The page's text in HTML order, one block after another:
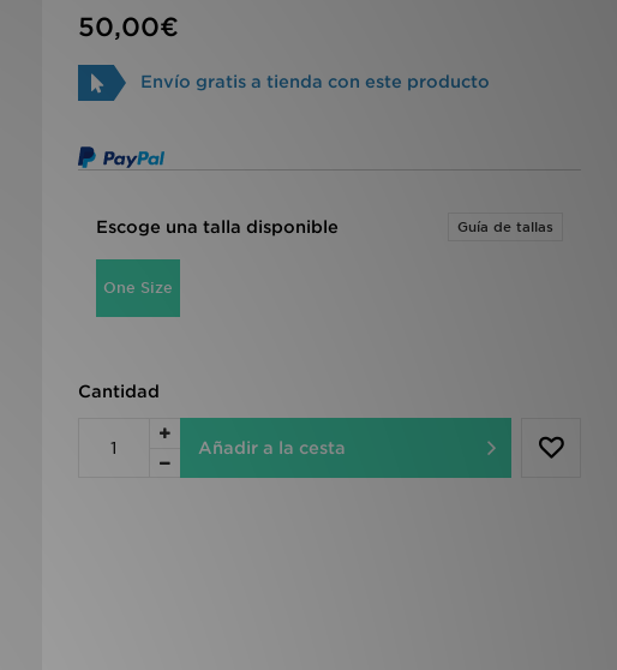
50,00€
Envío gratis a tienda con este producto
Escoge una talla disponible Guía de tallas
One Size
Cantidad
Añadir a la cesta